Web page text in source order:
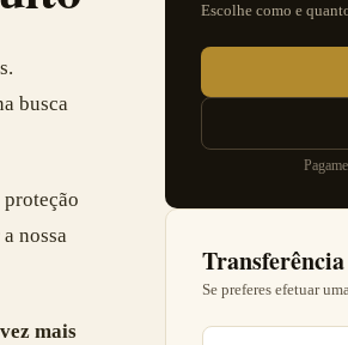
busca
proteção
nossa
mais
Escolhe como e
Se preferes efetuar